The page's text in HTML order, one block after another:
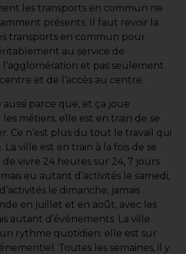
les transports en commun ne
présents. Il faut revoir la
transports en commun pour
au service de
l’agglomération et pas seulement
et de l’accès au centre.
aussi parce que, et ça joue
métiers, elle est en train de se
Ce n’est plus du tout le travail qui
ville est en train à la fois de se
vivre 24 heures sur 24, 7 jours
eu autant d’activités le samedi,
le dimanche, jamais
en juillet et en août, avec les
autant d’événements. La ville
un rythme quotidien: elle est sur
Toutes les semaines, il y